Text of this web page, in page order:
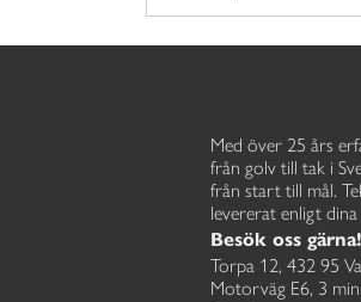
Med över 25 års
från golv till tak i
från start till mål.
levererat enligt
Besök oss gärna!
Torpa 12, 432 95
Motorväg E6, 3